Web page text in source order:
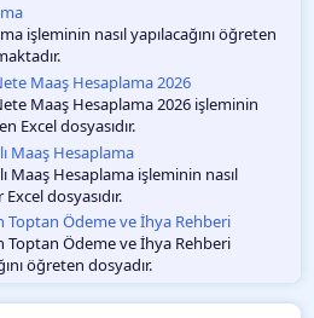
işleminin nasıl yapılacağını öğreten
Maaş Hesaplama 2026
Maaş Hesaplama 2026 işleminin
Excel dosyasıdır.
Maaş Hesaplama
Maaş Hesaplama işleminin nasıl
dosyasıdır.
Toptan Ödeme ve İhya Rehberi
Toptan Ödeme ve İhya Rehberi
öğreten dosyadır.